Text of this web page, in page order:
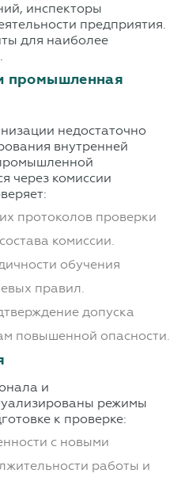
инспекторы
предприятия.
для наиболее
промышленная
недостаточно
внутренней
через комиссии
протоколов проверки
комиссии.
обучения
правил.
допуска
повышенной опасности.
и
режимы
к проверке:
с новыми
работы и